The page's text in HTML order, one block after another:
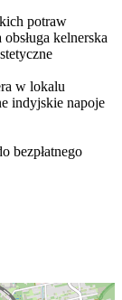
potraw
kelnerska
w lokalu
indyjskie napoje
bezpłatnego